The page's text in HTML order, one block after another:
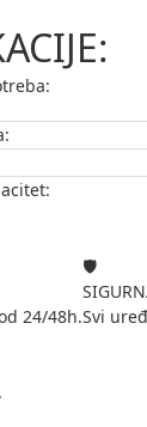
24/48h.
🛡️
Svi